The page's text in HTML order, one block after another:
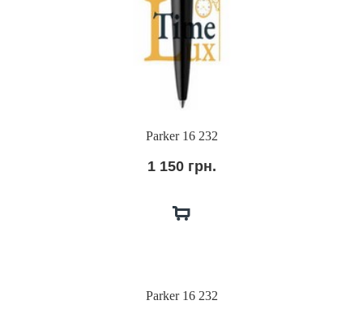
Parker 16 232
1 150 грн.
Parker 16 232